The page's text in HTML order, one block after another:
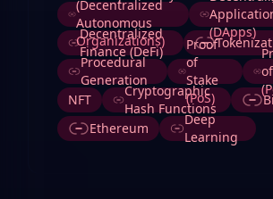
(Decentralized
Autonomous
Organizations)
(DApps)
Decentralized
Finance (DeFi)
Procedural
Generation
Proof
of
Stake
(PoS)
NFT
Cryptographic
Hash Functions
Ethereum
Deep
Learning